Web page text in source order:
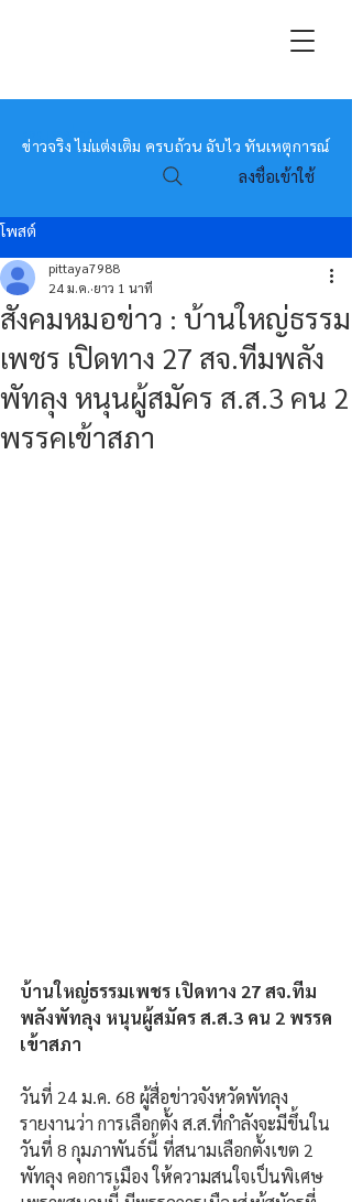
หมอข่าว
ข่าวจริง ไม่แต่งเติม ครบถ้วน ฉับไว ทันเหตุการณ์
ลงชื่อเข้าใช้
โพสต์
สังคมหมอข่าว : บ้านใหญ่ธรรม
เพชร เปิดทาง 27 สจ.ทีมพลัง
พัทลุง หนุนผู้สมัคร ส.ส.3 คน 2
พรรคเข้าสภา
pittaya7988
24 ม.ค. ยาว 1 นาที
บ้านใหญ่ธรรมเพชร เปิดทาง 27 สจ.ทีม
พลังพัทลุง หนุนผู้สมัคร ส.ส.3 คน 2 พรรค
เข้าสภา
วันที่ 24 ม.ค. 68 ผู้สื่อข่าวจังหวัดพัทลุง
รายงานว่า การเลือกตั้ง ส.ส.ที่กำลังจะมีขึ้นใน
วันที่ 8 กุมภาพันธ์นี้ ที่สนามเลือกตั้งเขต 2
พัทลุง คอการเมือง ให้ความสนใจเป็นพิเศษ